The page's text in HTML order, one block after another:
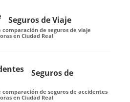
Seguros de Viaje
de seguros de viaje
en Ciudad Real
Seguros de
de seguros de accidentes
en Ciudad Real